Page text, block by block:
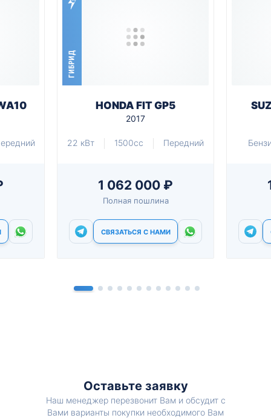
ГИБРИД
HONDA FIT GP5
2017
22 кВт 1500cc Передний
1 062 000 ₽
Полная пошлина
СВЯЗАТЬСЯ С НАМИ
Оставьте заявку
Наш менеджер перезвонит Вам и обсудит с
Вами варианты покупки необходимого Вам